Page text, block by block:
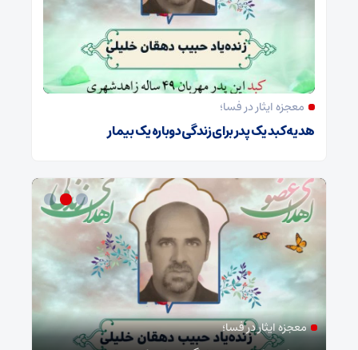
معجزه ایثار در فسا؛
هدیه کبد یک پدر برای زندگی دوباره یک بیمار
معجزه ایثار در فسا؛